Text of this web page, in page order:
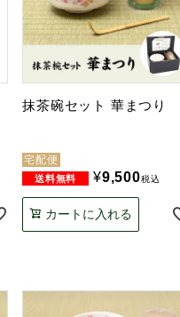
抹茶碗セット 華まつり
宅配便
¥9,500税込
カートに入れる